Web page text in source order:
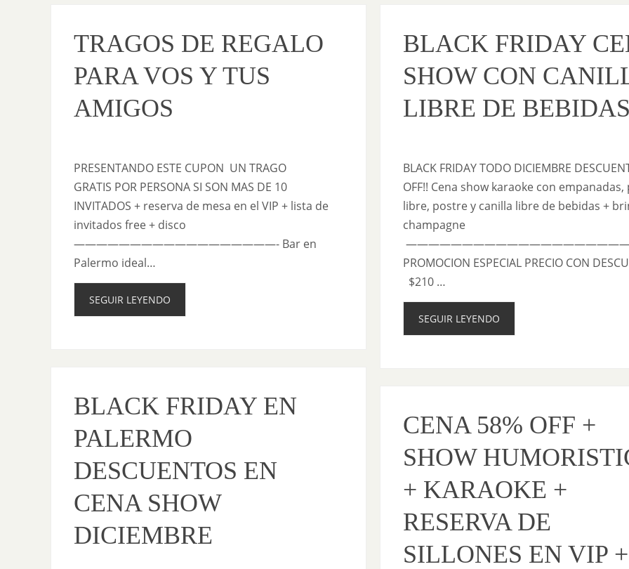
TRAGOS DE REGALO
PARA VOS Y TUS
AMIGOS
PRESENTANDO ESTE CUPON UN TRAGO
GRATIS POR PERSONA SI SON MAS DE 10
INVITADOS + reserva de mesa en el VIP + lista de
invitados free + disco
——————————————————- Bar en
Palermo ideal…
SEGUIR LEYENDO
BLACK FRIDAY
SHOW CON
LIBRE DE
BLACK FRIDAY TODO DICIEMBRE
OFF!! Cena show karaoke con empanadas,
libre, postre y canilla libre de bebidas +
champagne
PROMOCION ESPECIAL PRECIO CON
$210 …
SEGUIR LEYENDO
BLACK FRIDAY EN
PALERMO
DESCUENTOS EN
CENA SHOW
DICIEMBRE
CENA 58% OFF +
SHOW
+ KARAOKE +
RESERVA DE
SILLONES EN VIP +